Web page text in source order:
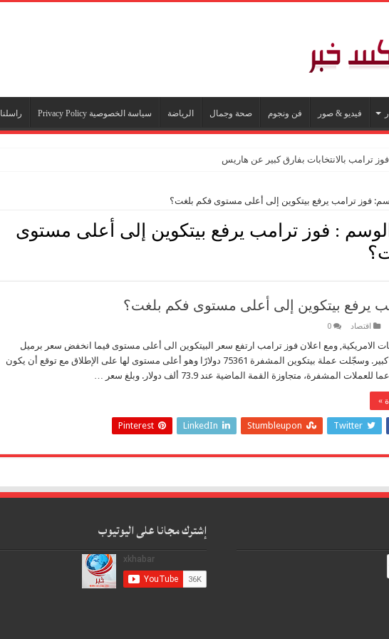
فيديو & صور فن ونجوم صحة وجمال الرياضة سياسة الخصوصية Privacy Policy راسلنا
فوز ترامب بالانتخابات بفارق كبير عن هاريس
فوز ترامب يرفع بيتكوين إلى أعلى مستوى فكم بلغت؟
: فوز ترامب يرفع بيتكوين إلى أعلى مستوى
يرفع بيتكوين إلى أعلى مستوى فكم بلغت؟
اقتصاد 0
الامريكية, ومع اعلان فوز ترامب ارتفع سعر البيتكوين الى أعلى مستوى فيما انخفض سعر برميل
النفط بشكل كبير. وسجّلت عملة بيتكوين المشفرة 75361 دولارًا وهو أعلى مستوى لها على الإطلاق مع توقع أن يكون
المشفرة، متجاوزة القمة الماضية عند 73.9 ألف دولار. وبلغ سعر …
»
Twitter
Stumbleupon
LinkedIn
Pinterest
إشترك مجانا على اليوتيوب